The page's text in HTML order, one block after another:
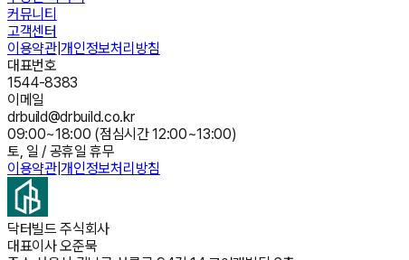
커뮤니티
고객센터
이용약관|개인정보처리방침
대표번호
1544-8383
이메일
drbuild@drbuild.co.kr
09:00~18:00 (점심시간 12:00~13:00)
토, 일 / 공휴일 휴무
이용약관|개인정보처리방침
닥터빌드 주식회사
대표이사오준묵